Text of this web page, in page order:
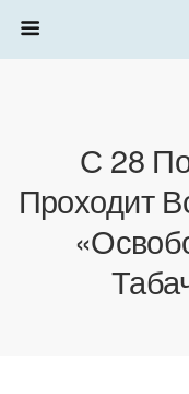
С 28
Проходит